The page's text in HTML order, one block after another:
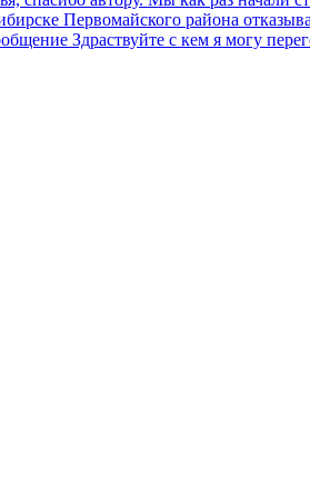
Первомайского района
Здраствуйте с кем я могу